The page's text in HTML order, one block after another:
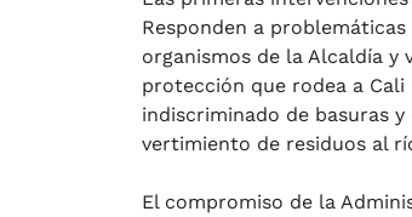
Responden a
organismos de la Alcaldía
protección que rodea a
indiscriminado de basuras
vertimiento de residuos al
El compromiso de la